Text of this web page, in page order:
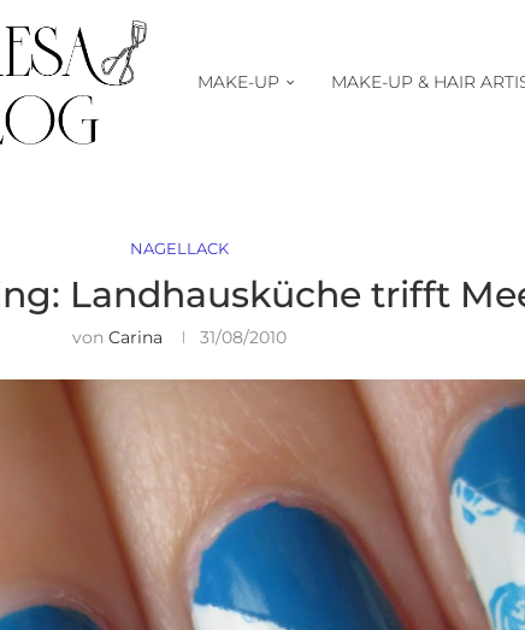
MAKE-UP MAKE-UP & HAIR
NAGELLACK
Landhausküche trifft
vonCarina 31/08/2010